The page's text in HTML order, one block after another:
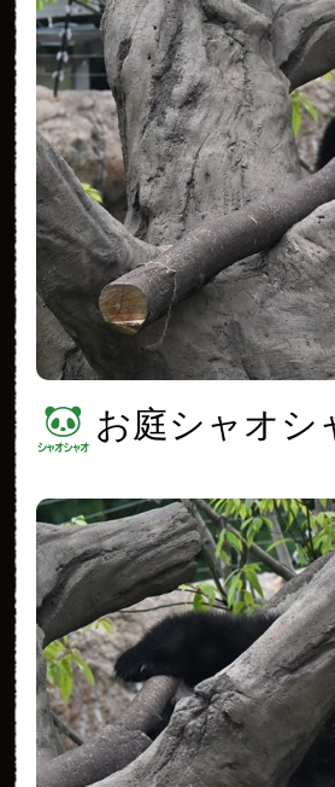
お庭シャオシ